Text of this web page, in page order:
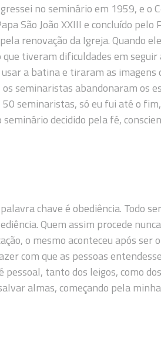
no seminário em 1959, e o
São João XXIII e concluído
renovação da Igreja. Quando
tiveram dificuldades em
a batina e tiraram as
seminaristas abandonaram os
seminaristas, só eu fui até o
decidido pela fé,
chave é obediência. Todo
Quem assim procede
o mesmo aconteceu após ser
com que as pessoas
pessoal, tanto dos leigos, como
almas, começando pela